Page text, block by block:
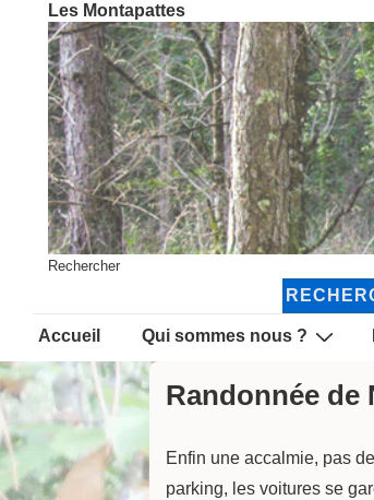
passer
contenu
principal
Les Montapattes
Rechercher
Main
Navigation
Accueil Qui sommes nous ?
Randonnée de
Enfin une accalmie, pas
parking, les voitures se